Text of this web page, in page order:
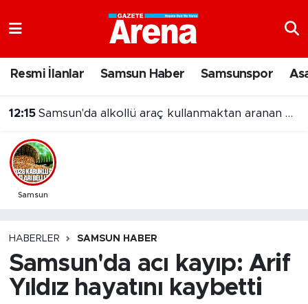
Resmi İlanlar Samsun Haber Samsunspor
12:15 Samsun'da alkollü araç kullanmaktan aranan hükümlü cezaevine gönderildi
Samsun
HABERLER SAMSUN HABER
Samsun'da acı kayıp: Arif
Yıldız hayatını kaybetti
Samsun Namaz Vakitleri
Trafik Durumu
Süper Lig Puan Durumu ve Fikstür
Son Dakika Haberleri
Haber Arşivi